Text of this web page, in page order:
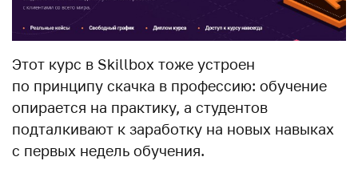
Этот курс в Skillbox тоже устроен
по принципу скачка в профессию: обучение
опирается на практику, а студентов
подталкивают к заработку на новых навыках
с первых недель обучения.